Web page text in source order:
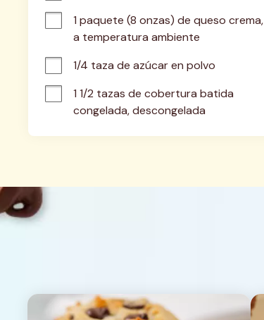
1 paquete (8 onzas) de queso crema,
a temperatura ambiente
1/4 taza de azúcar en polvo
1 1/2 tazas de cobertura batida
congelada, descongelada